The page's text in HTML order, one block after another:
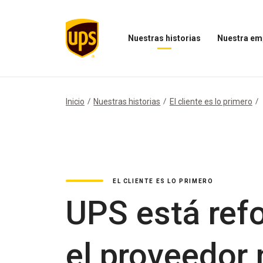
Nuestras historias
historias
Nuestra
empresa
Inicio Nuestras historias El cliente es lo primero
EL CLIENTE ES LO PRIMERO
UPS está